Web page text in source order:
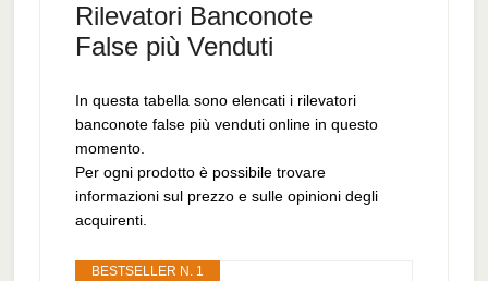
Rilevatori Banconote
False più Venduti
In questa tabella sono elencati i rilevatori
banconote false più venduti online in questo
momento.
Per ogni prodotto è possibile trovare
informazioni sul prezzo e sulle opinioni degli
acquirenti.
BESTSELLER N. 1